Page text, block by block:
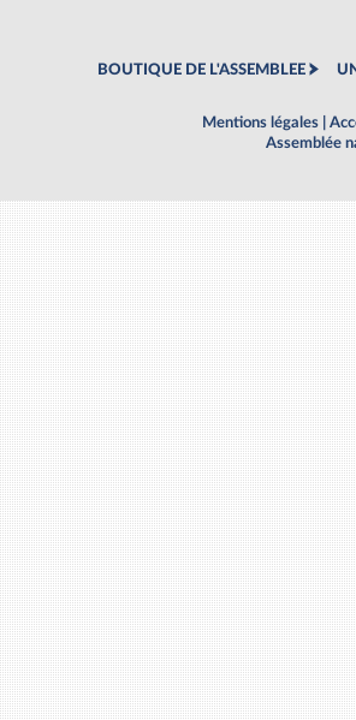
BOUTIQUE DE L'ASSEMBLEE
Mentions légales
Assemblée